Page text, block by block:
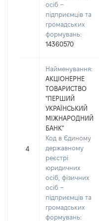
осіб –
підприємців та
громадських
формувань:
14360570
4
Найменування:
АКЦІОНЕРНЕ
ТОВАРИСТВО
"ПЕРШИЙ
УКРАЇНСЬКИЙ
МІЖНАРОДНИЙ
БАНК"
Код в Єдиному
державному
реєстрі
юридичних
осіб, фізичних
осіб –
підприємців та
громадських
формувань: